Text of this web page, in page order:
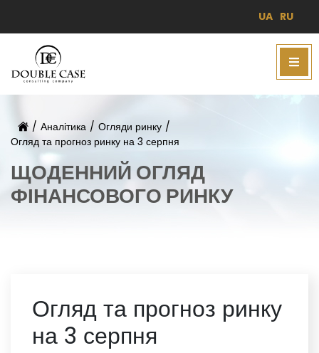
UA RU
/ Аналітика / Огляди ринку /
Огляд та прогноз ринку на 3 серпня
ЩОДЕННИЙ ОГЛЯД
ФІНАНСОВОГО РИНКУ
Огляд та прогноз ринку
на 3 серпня